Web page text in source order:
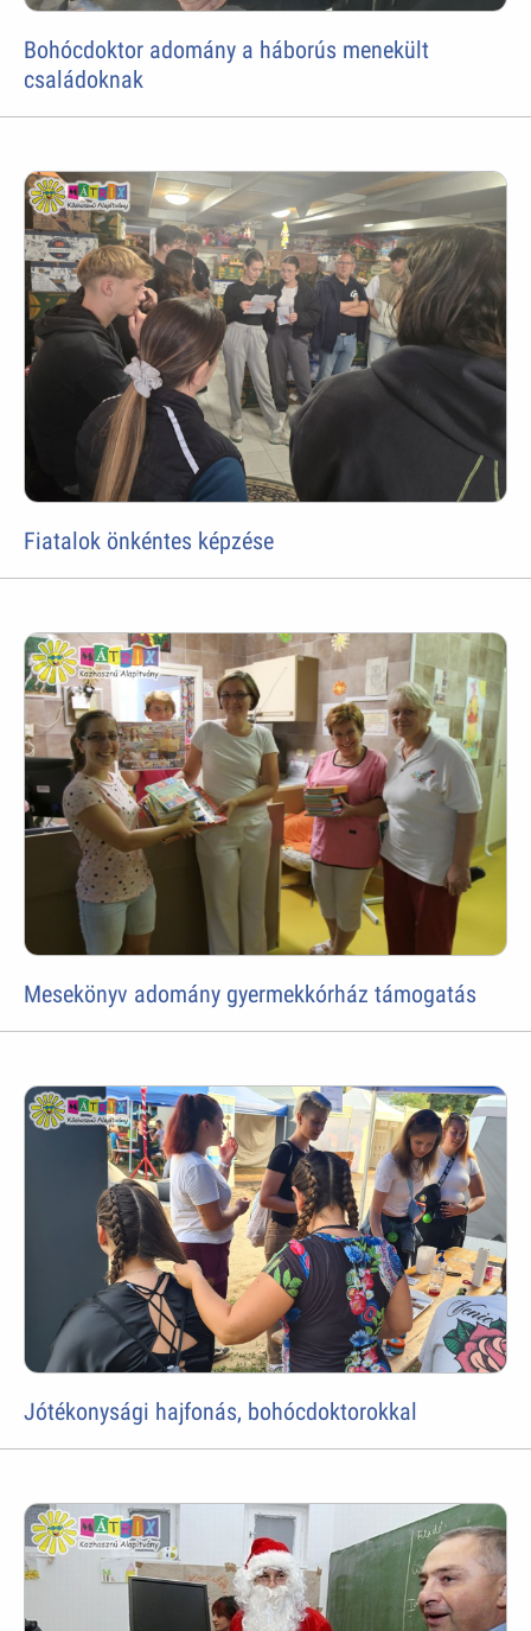
Bohócdoktor adomány a háborús menekült
családoknak
Fiatalok önkéntes képzése
Mesekönyv adomány gyermekkórház támogatás
Jótékonysági hajfonás, bohócdoktorokkal